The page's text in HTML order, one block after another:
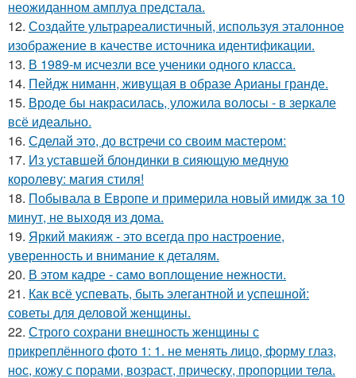
неожиданном амплуа предстала.
12. Создайте ультрареалистичный, используя эталонное
изображение в качестве источника идентификации.
13. В 1989-м исчезли все ученики одного класса.
14. Пейдж ниманн, живущая в образе Арианы гранде.
15. Вроде бы накрасилась, уложила волосы - в зеркале
всё идеально.
16. Сделай это, до встречи со своим мастером:
17. Из уставшей блондинки в сияющую медную
королеву: магия стиля!
18. Побывала в Европе и примерила новый имидж за 10
минут, не выходя из дома.
19. Яркий макияж - это всегда про настроение,
уверенность и внимание к деталям.
20. В этом кадре - само воплощение нежности.
21. Как всё успевать, быть элегантной и успешной:
советы для деловой женщины.
22. Строго сохрани внешность женщины с
прикреплённого фото 1: 1. не менять лицо, форму глаз,
нос, кожу с порами, возраст, прическу, пропорции тела.